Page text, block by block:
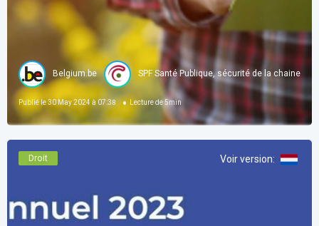
Belgium.be SPF Santé Publique, sécurité de la chaine
Publié le30 May 2024 à 07:38 Lecture de 5min
Droit Voir version: